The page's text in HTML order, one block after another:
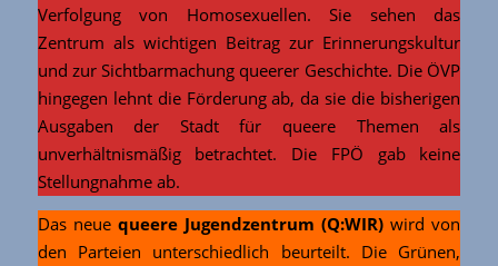
Verfolgung von Homosexuellen. Sie sehen das
Zentrum als wichtigen Beitrag zur Erinnerungskultur
und zur Sichtbarmachung queerer Geschichte. Die ÖVP
hingegen lehnt die Förderung ab, da sie die bisherigen
Ausgaben der Stadt für queere Themen als
unverhältnismäßig betrachtet. Die FPÖ gab keine
Stellungnahme ab.
Das neue queere Jugendzentrum (Q:WIR) wird von
den Parteien unterschiedlich beurteilt. Die Grünen,